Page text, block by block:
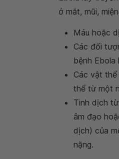
ở mắt, mũi,
Máu hoặc
Các đối
bệnh
Các vật
thể từ một
Tinh dịch
âm đạo
dịch) của
nặng.